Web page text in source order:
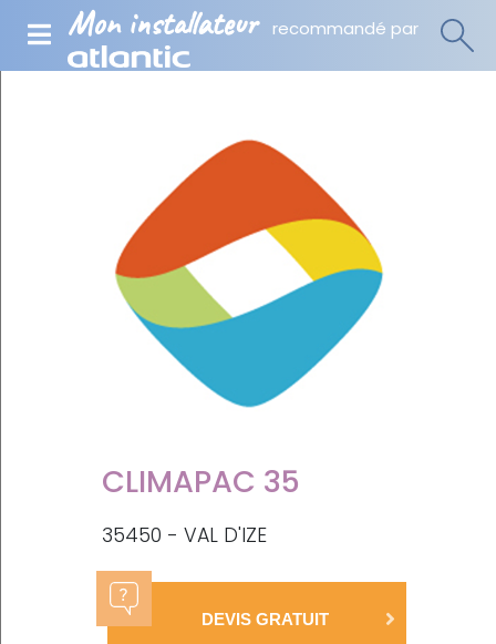
Mon installateur recommandé par
CLIMAPAC 35
35450 - VAL D'IZE
DEVIS GRATUIT